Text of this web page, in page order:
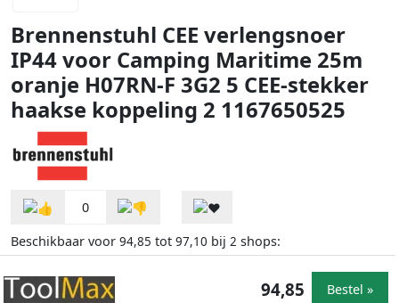
Brennenstuhl CEE verlengsnoer
IP44 voor Camping Maritime 25m
oranje H07RN-F 3G2 5 CEE-stekker
haakse koppeling 2 1167650525
0
Beschikbaar voor 94,85 tot 97,10 bij 2 shops:
94,85 Bestel »